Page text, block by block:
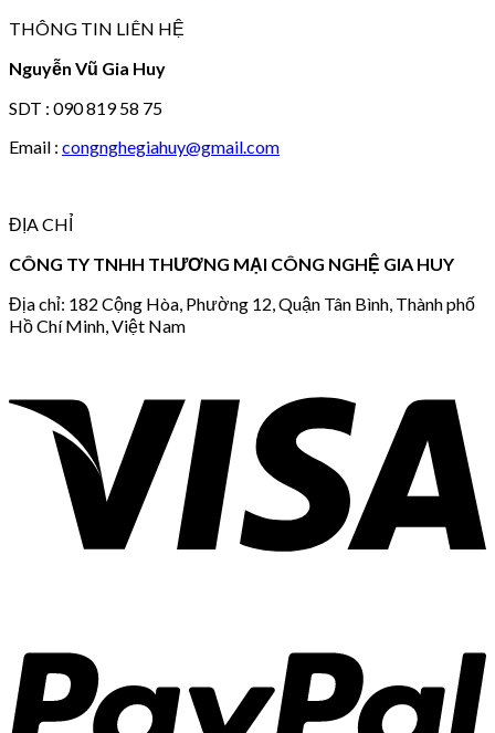
THÔNG TIN LIÊN HỆ
Nguyễn Vũ Gia Huy
SDT : 090 819 58 75
Email : congnghegiahuy@gmail.com
ĐỊA CHỈ
CÔNG TY TNHH THƯƠNG MẠI CÔNG NGHỆ GIA HUY
Địa chỉ: 182 Cộng Hòa, Phường 12, Quận Tân Bình, Thành phố
Hồ Chí Minh, Việt Nam